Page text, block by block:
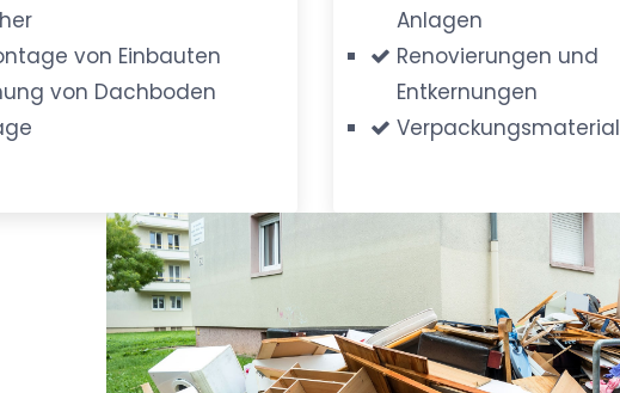
von Einbauten
von Dachboden
Anlagen
Renovierungen und
Entkernungen
Verpackungsmaterial